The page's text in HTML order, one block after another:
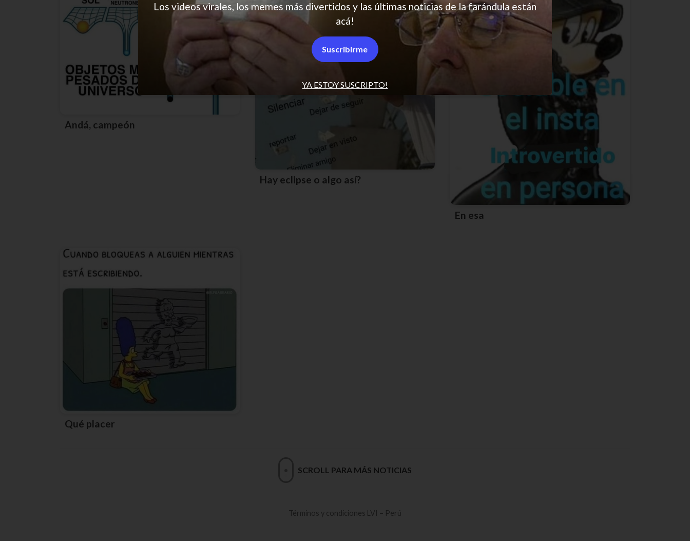
Andá, campeón
Hay eclipse o algo así?
En esa
Qué placer
SCROLL PARA MÁS NOTICIAS
Términos y condiciones LVI – Perú
YA ESTOY SUSCRIPTO!
Los videos virales, los memes más divertidos y las últimas noticias de la farándula están
acá!
Suscribirme